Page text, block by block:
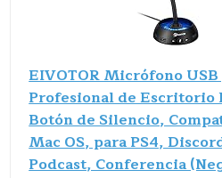
EIVOTOR Micrófono
Profesional de Escritorio
Botón de Silencio,
Mac OS, para PS4,
Podcast, Conferencia